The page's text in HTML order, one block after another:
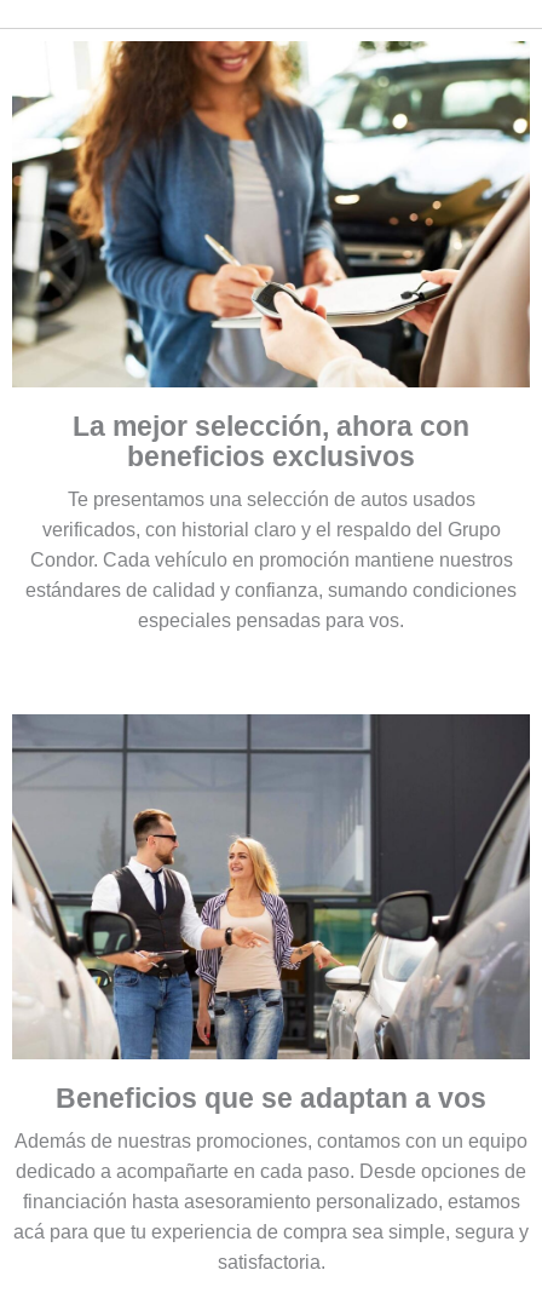
La mejor selección, ahora con
beneficios exclusivos
Te presentamos una selección de autos usados
verificados, con historial claro y el respaldo del Grupo
Condor. Cada vehículo en promoción mantiene nuestros
estándares de calidad y confianza, sumando condiciones
especiales pensadas para vos.
Beneficios que se adaptan a vos
Además de nuestras promociones, contamos con un equipo
dedicado a acompañarte en cada paso. Desde opciones de
financiación hasta asesoramiento personalizado, estamos
acá para que tu experiencia de compra sea simple, segura y
satisfactoria.